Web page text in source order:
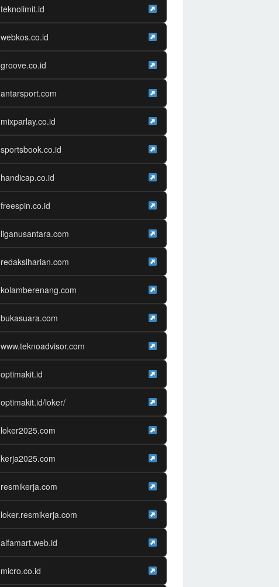
teknolimit.id
webkos.co.id
groove.co.id
antarsport.com
mixparlay.co.id
sportsbook.co.id
handicap.co.id
freespin.co.id
liganusantara.com
redaksiharian.com
kolamberenang.com
bukasuara.com
www.teknoadvisor.com
optimakit.id
optimakit.id/loker/
loker2025.com
kerja2025.com
resmikerja.com
loker.resmikerja.com
alfamart.web.id
micro.co.id